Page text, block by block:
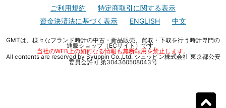
ご利用規約
特定商取引に関する表示
資金決済法に基づく表示
ENGLISH 中文
GMTは、様々なブランド時計の中古・新品販売、買取・下取を行う時計専門の
通販ショップ（ECサイト）です。
当社のWEB上の如何なる情報も無断転用を禁止します。
All contents are reserved by Syuppin Co.,Ltd. シュッピン株式会社 東京都公安
委員会許可 第304360508043号